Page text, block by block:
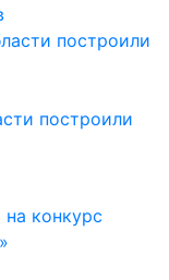
построили